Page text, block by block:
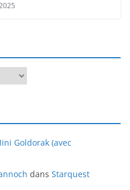
Goldorak (avec
dans Starquest